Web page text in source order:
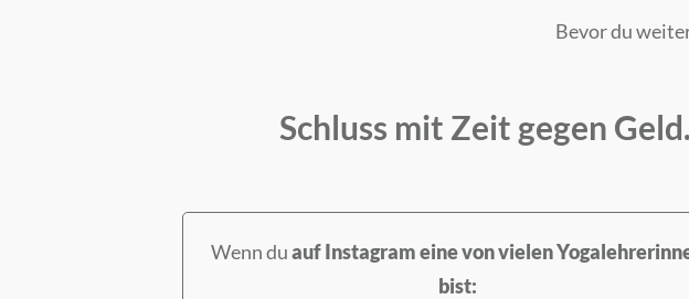
Bevor du
Schluss mit Zeit gegen
Wenn duauf Instagram eine von vielen
bist: